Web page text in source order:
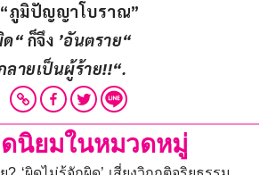
ภูมิปัญญาโบราณ”
ด“ ก็จึง ’อันตราย“
ลายเป็นผู้ร้าย!!“.
นิยมในหมวดหมู่